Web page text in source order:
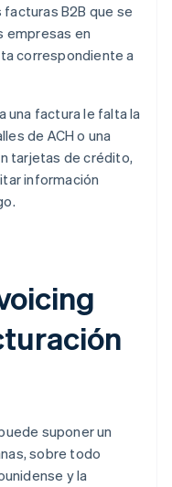
B2B que se
empresas en
correspondiente a
una factura le falta la
de ACH o una
tarjetas de crédito,
información
suponer un
sobre todo
y la